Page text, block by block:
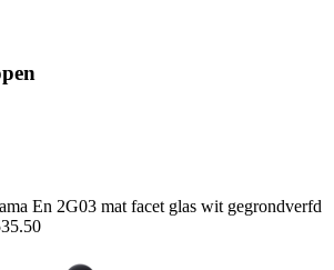
En 2G03 mat facet glas wit gegrondverfd